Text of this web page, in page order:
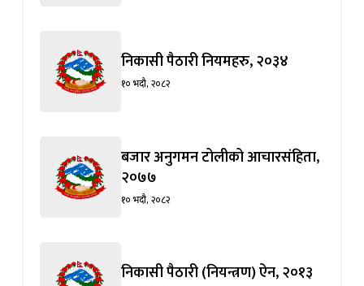
निकासी पैठारी नियमहरु, २०३४
१० भदौ, २०८२
बजार अनुगमन टोलीको आचारसंहिता,
२०७७
१० भदौ, २०८२
निकासी पैठारी (नियन्त्रण) ऐन, २०१३